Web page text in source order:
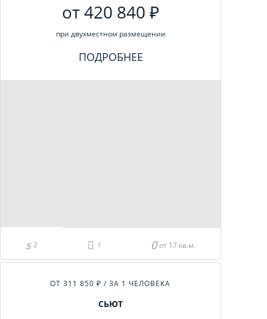
от 420 840 ₽
при двухместном размещении
ПОДРОБНЕЕ
2 от 17 кв.м.
ОТ 311 850 ₽ / ЗА 1 ЧЕЛОВЕКА
СЬЮТ